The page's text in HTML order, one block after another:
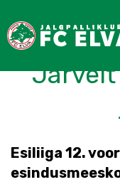
Esindus
Järvelt
Esiliiga 12.